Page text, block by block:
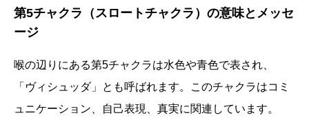
第5チャクラ（スロートチャクラ）の意味とメッセ
ージ
喉の辺りにある第5チャクラは水色や青色で表され、
「ヴィシュッダ」とも呼ばれます。このチャクラはコミ
ュニケーション、自己表現、真実に関連しています。